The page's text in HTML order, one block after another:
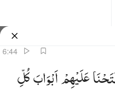
6:44
بما اوتوا اخذناهم بغتة فاذا هم مبلسون ٤٤
حَتَّىٰٓ إِذَا فَرِحُوا۟ بِمَآ أُوتُوٓا۟ أَخَذْنَـٰهُم بَغْتَةًۭ
عَلَیْهِمْاَبْوَابَكُلِّ